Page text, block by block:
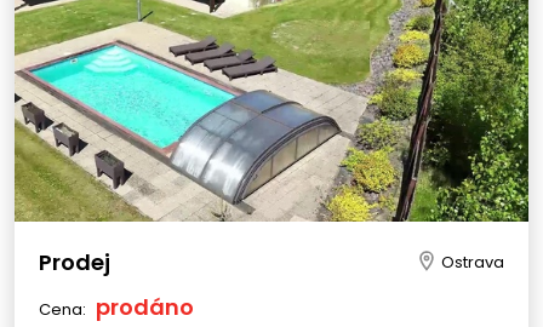
Prodej Ostrava
Cena: prodáno